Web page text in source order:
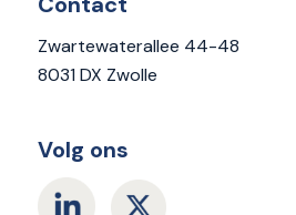
Zwartewaterallee 44-48
8031 DX Zwolle
Volg ons